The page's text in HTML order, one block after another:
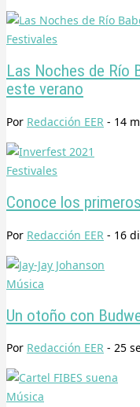
Festivales
Las Noches de Río
este verano
Por Redacción EER - 14
Festivales
Conoce los
Por Redacción EER - 16
Música
Un otoño con
Por Redacción EER - 25
Música